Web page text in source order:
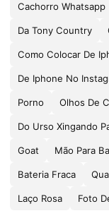
Cachorro Whatsapp
Da Tony Country
Como Colocar De
De Iphone No
Porno Olhos De
Do Urso Xingando
Goat Mão Para
Bateria Fraca
Laço Rosa Foto